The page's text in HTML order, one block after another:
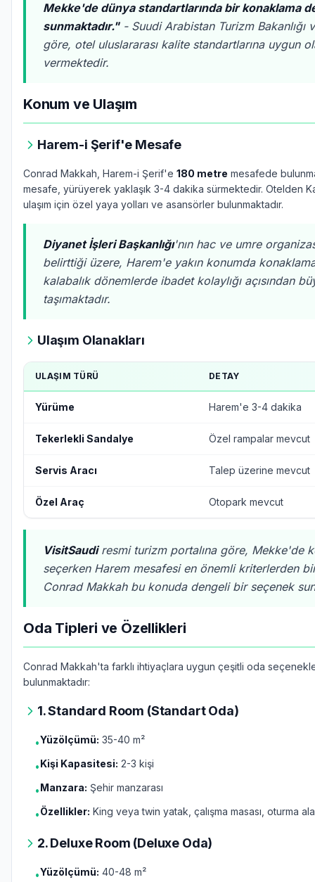
Mekke'de dünya standartlarında bir konaklama
sunmaktadır."- Suudi Arabistan Turizm Bakanlığı
göre, otel uluslararası kalite standartlarına uygun
vermektedir.
Konum ve Ulaşım
Harem-i Şerif'e Mesafe
Conrad Makkah, Harem-i Şerif'e 180 metre mesafede
mesafe, yürüyerek yaklaşık 3-4 dakika sürmektedir. Otelden
ulaşım için özel yaya yolları ve asansörler bulunmaktadır.
Diyanet İşleri Başkanlığı'nın hac ve umre
belirttiği üzere, Harem'e yakın konumda
kalabalık dönemlerde ibadet kolaylığı açısından
taşımaktadır.
Ulaşım Olanakları
ULAŞIM TÜRÜ DETAY
Yürüme Harem'e 3-4 dakika
Tekerlekli Sandalye Özel rampalar mevcut
Servis Aracı Talep üzerine mevcut
Özel Araç Otopark mevcut
VisitSaudiresmi turizm portalına göre, Mekke'de
seçerken Harem mesafesi en önemli kriterlerden
Conrad Makkah bu konuda dengeli bir seçenek
Oda Tipleri ve Özellikleri
Conrad Makkah'ta farklı ihtiyaçlara uygun çeşitli oda
bulunmaktadır:
1. Standard Room (Standart Oda)
•Yüzölçümü: 35-40 m²
•Kişi Kapasitesi: 2-3 kişi
•Manzara: Şehir manzarası
•Özellikler: King veya twin yatak, çalışma masası, oturma
2. Deluxe Room (Deluxe Oda)
•Yüzölçümü: 40-48 m²